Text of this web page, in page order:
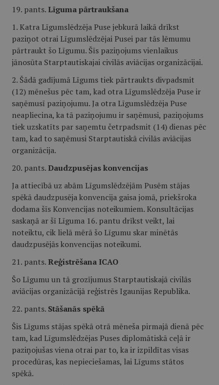
19. pants. Līguma pārtraukšana
1. Katra Līgumslēdzēja Puse jebkurā laikā drīkst
paziņot otrai Līgumslēdzējai Pusei par tās lēmumu
pārtraukt šo Līgumu. Šīs paziņojums vienlaikus
jānosūta Starptautiskajai civilās aviācijas organizācijai.
2. Šādā gadījumā Līgums tiek pārtraukts divpadsmit
(12) mēnešus pēc tam, kad otra Līgumslēdzēja Puse ir
saņēmusī paziņojumu. Ja otra Līgumslēdzēja Puse
neapliecina, ka tā paziņojumu ir saņēmusi, paziņojums
tiek uzskatīts par saņemtu četrpadsmit (14) dienas pēc
tam, kad to saņēmusi Starptautiskā civilās aviācijas
organizācija.
20. pants. Daudzpusējas konvencijas
Ja attiecībā uz abām Līgumslēdzējām Pusēm stājas
spēkā daudzpusēja konvencija gaisa jomā, priekšroka
dodama šīs Konvencijas noteikumiem. Konsultācijas
saskaņā ar šī Līguma 16. pantu drīkst veikt, lai
noteiktu, cik lielā mērā šo Līgumu skar minētās
daudzpusējās konvencijas noteikumi.
21. pants. Reģistrēšana ICAO
Šo Līgumu un tā grozījumus Starptautiskajā civilās
aviācijas organizācijā reģistrēs Igaunijas Republika.
22. pants. Stāšanās spēkā
Šis Līgums stājas spēkā otrā mēneša pirmajā dienā pēc
tam, kad Līgumslēdzējas Puses diplomātiskā ceļā ir
paziņojušas viena otrai par to, ka ir izpildītas visas
procedūras, kas nepieciešamas, lai Līgums stātos
spēkā.